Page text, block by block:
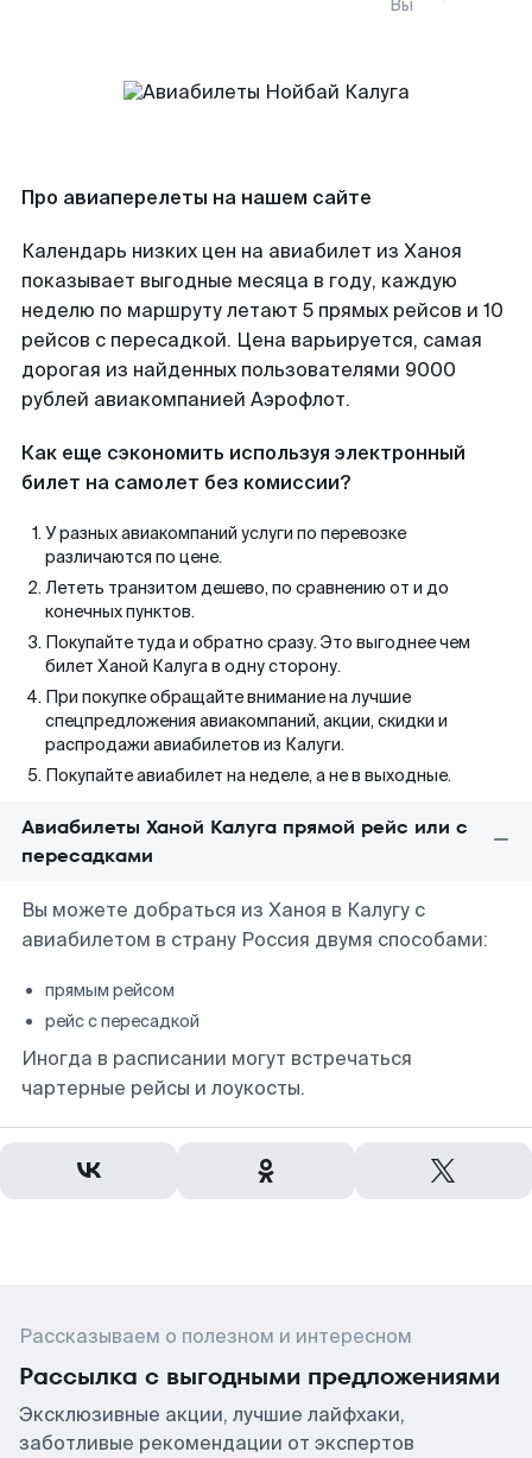
Вы
Про авиаперелеты на нашем сайте
Календарь низких цен на авиабилет из Ханоя
показывает выгодные месяца в году, каждую
неделю по маршруту летают 5 прямых рейсов и 10
рейсов с пересадкой. Цена варьируется, самая
дорогая из найденных пользователями 9000
рублей авиакомпанией Аэрофлот.
Как еще сэкономить используя электронный
билет на самолет без комиссии?
У разных авиакомпаний услуги по перевозке
различаются по цене.
Лететь транзитом дешево, по сравнению от и до
конечных пунктов.
Покупайте туда и обратно сразу. Это выгоднее чем
билет Ханой Калуга в одну сторону.
При покупке обращайте внимание на лучшие
спецпредложения авиакомпаний, акции, скидки и
распродажи авиабилетов из Калуги.
Покупайте авиабилет на неделе, а не в выходные.
Авиабилеты Ханой Калуга прямой рейс или с
пересадками
Вы можете добраться из Ханоя в Калугу с
авиабилетом в страну Россия двумя способами:
прямым рейсом
рейс с пересадкой
Иногда в расписании могут встречаться
чартерные рейсы и лоукосты.
Рассказываем о полезном и интересном
Рассылка с выгодными предложениями
Эксклюзивные акции, лучшие лайфхаки,
заботливые рекомендации от экспертов